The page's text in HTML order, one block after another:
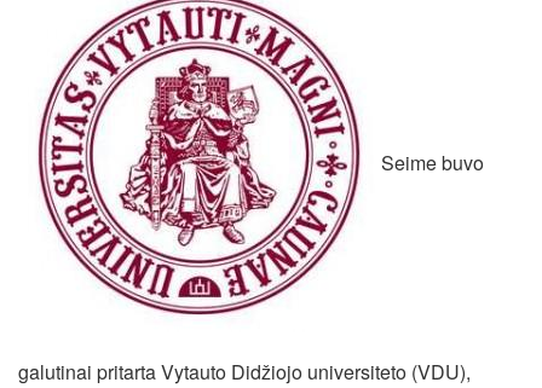
Seime buvo
galutinai pritarta Vytauto Didžiojo universiteto (VDU),